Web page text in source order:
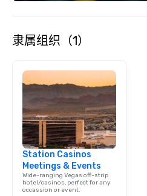
隶属组织（1）
Station Casinos
Meetings & Events
Wide-ranging Vegas off-strip
hotel/casinos, perfect for any
occassion or event.